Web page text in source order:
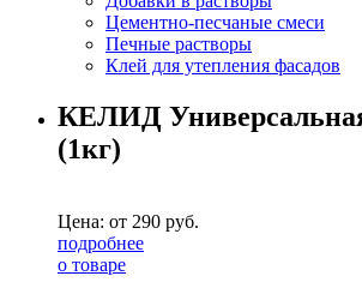
Цементно-песчаные смеси
Печные растворы
Клей для утепления фасадов
КЕЛИД
(1кг)
Цена: от 290 руб.
подробнее
о товаре